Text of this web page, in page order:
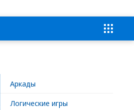
Аркады
Логические игры